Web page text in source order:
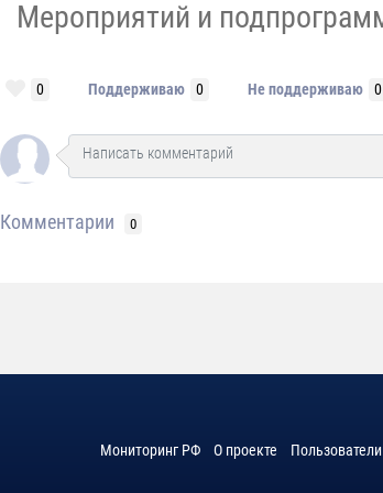
Мероприятий и
0 Поддерживаю 0 Не поддерживаю 0
Комментарии 0
Мониторинг РФ О проекте Пользователи